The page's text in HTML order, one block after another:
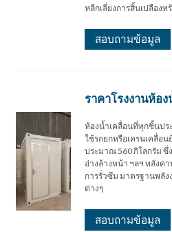
หลีกเลี่ยงการสิ้นเปลืองท
สอบถามข้อมูล
ราคาโรงงานห้อ
ห้องน้ำเคลื่อนที่ทุกชิ้นปร
ใช้รถยกหรือเครนเคลื่อ
ประมาณ 560 กิโลกรัม ซึ่
อ่างล้างหน้า ฯลฯ หลังค
การรั่วซึม มาตรฐานพลั
ต่างๆ
สอบถามข้อมูล